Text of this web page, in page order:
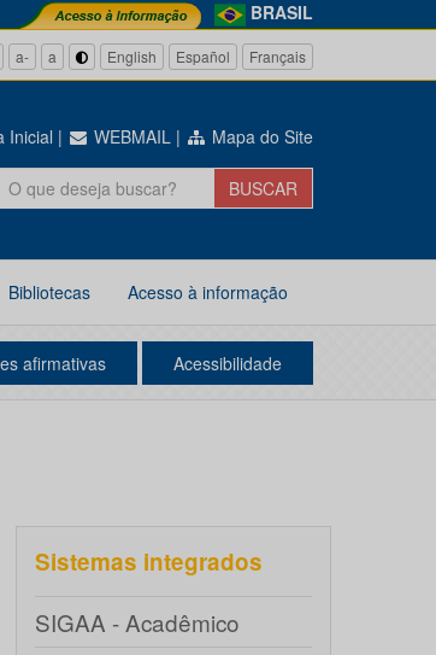
BRASIL
a- a English Español Français
Inicial | WEBMAIL | Mapa do Site
Bibliotecas Acesso à informação
afirmativas Acessibilidade
Sistemas integrados
SIGAA - Acadêmico